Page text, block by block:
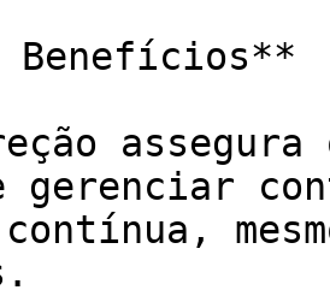
Benefícios**
assegura
gerenciar